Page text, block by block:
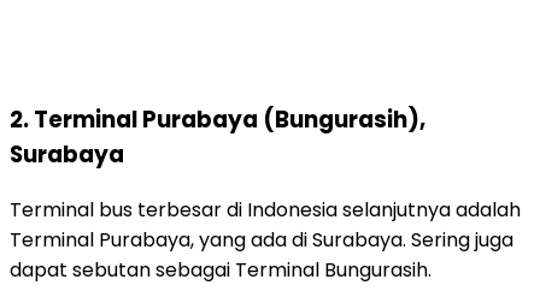
2. Terminal Purabaya (Bungurasih),
Surabaya
Terminal bus terbesar di Indonesiaselanjutnya adalah
Terminal Purabaya, yang ada di Surabaya. Sering juga
dapat sebutan sebagai Terminal Bungurasih.